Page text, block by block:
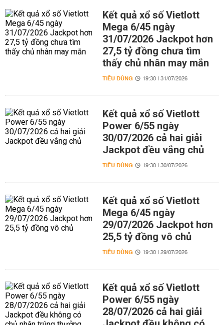
Kết quả xổ số Vietlott
Mega 6/45 ngày
31/07/2026 Jackpot hơn
27,5 tỷ đồng chưa tìm
thấy chủ nhân may mắn
TIÊU DÙNG 19:30 | 31/07/2026
Kết quả xổ số Vietlott
Power 6/55 ngày
30/07/2026 cả hai giải
Jackpot đều vắng chủ
TIÊU DÙNG 19:30 | 30/07/2026
Kết quả xổ số Vietlott
Mega 6/45 ngày
29/07/2026 Jackpot hơn
25,5 tỷ đồng vô chủ
TIÊU DÙNG 19:30 | 29/07/2026
Kết quả xổ số Vietlott
Power 6/55 ngày
28/07/2026 cả hai giải